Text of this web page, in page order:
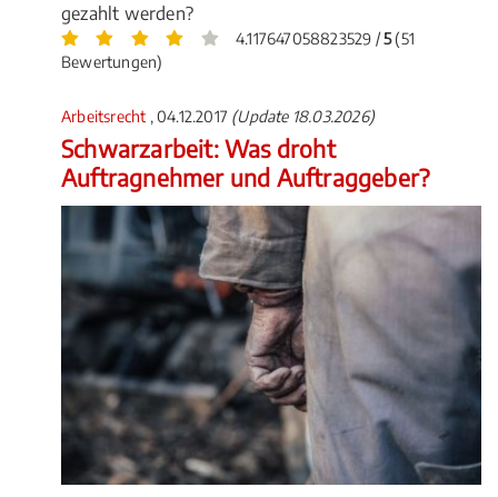
gezahlt werden?
4.117647058823529 /5(51
Bewertungen)
Arbeitsrecht , 04.12.2017 (Update 18.03.2026)
Schwarzarbeit: Was droht
Auftragnehmer und Auftraggeber?